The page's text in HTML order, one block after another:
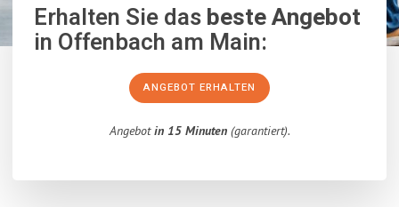
Erhalten Sie dasbeste Angebot
in Offenbach am Main:
ANGEBOT ERHALTEN
Angebotin 15 Minuten(garantiert).